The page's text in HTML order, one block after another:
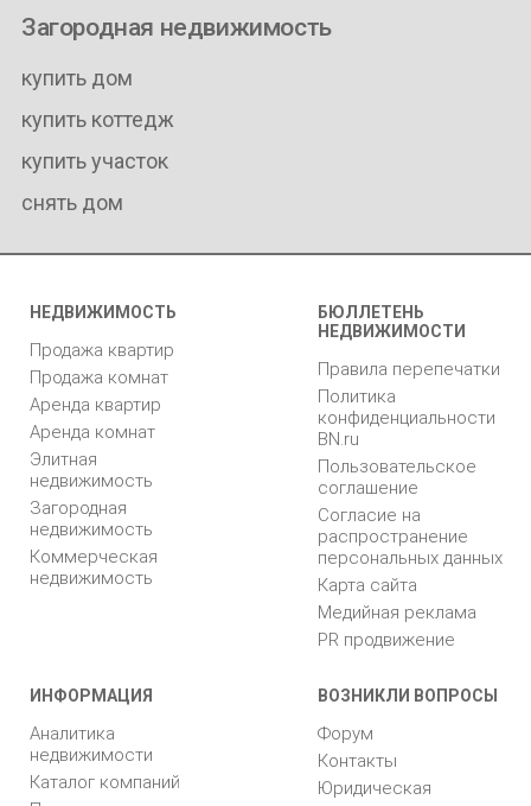
Загородная недвижимость
купить дом
купить коттедж
купить участок
снять дом
НЕДВИЖИМОСТЬ
Продажа квартир
Продажа комнат
Аренда квартир
Аренда комнат
Элитная
недвижимость
Загородная
недвижимость
Коммерческая
недвижимость
БЮЛЛЕТЕНЬ
НЕДВИЖИМОСТИ
Правила перепечатки
Политика
конфиденциальности
BN.ru
Пользовательское
соглашение
Согласие на
распространение
персональных данных
Карта сайта
Медийная реклама
PR продвижение
ИНФОРМАЦИЯ
Аналитика
недвижимости
Каталог компаний
ВОЗНИКЛИ ВОПРОСЫ
Форум
Контакты
Юридическая